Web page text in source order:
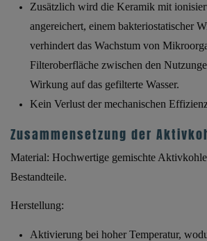
Zusätzlich wird die Keramik mit
angereichert, einem bakteriostatischer
verhindert das Wachstum von
Filteroberfläche zwischen den
Wirkung auf das gefilterte Wasser.
Kein Verlust der mechanischen
Zusammensetzung der
Material: Hochwertige gemischte
Bestandteile.
Herstellung:
Aktivierung bei hoher Temperatur,